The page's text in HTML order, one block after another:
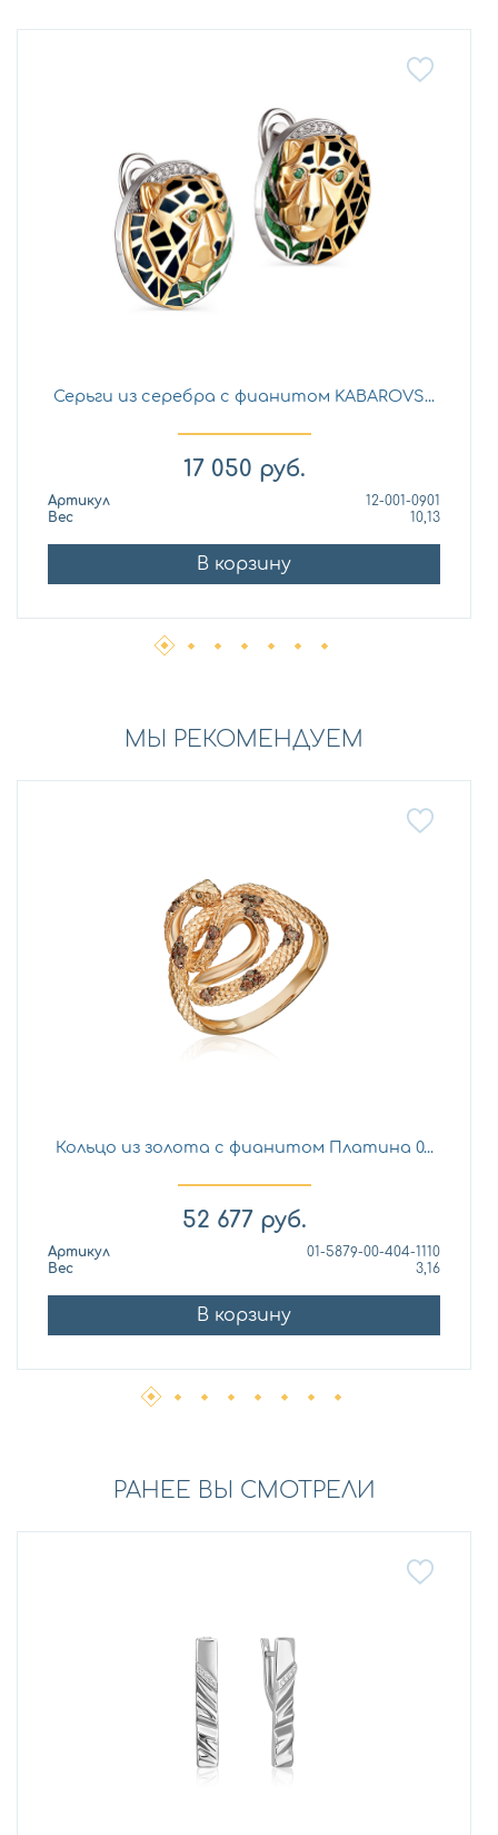
Серьги из серебра с фианитом KABAROVS...
17 050 руб.
Артикул
12-001-0901
Вес
10,13
В корзину
МЫ РЕКОМЕНДУЕМ
Кольцо из золота с фианитом Платина 0...
52 677 руб.
Артикул
01-5879-00-404-1110
Вес
3,16
В корзину
РАНЕЕ ВЫ СМОТРЕЛИ